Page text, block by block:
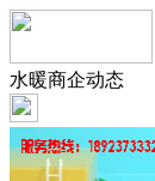
水暖商企动态